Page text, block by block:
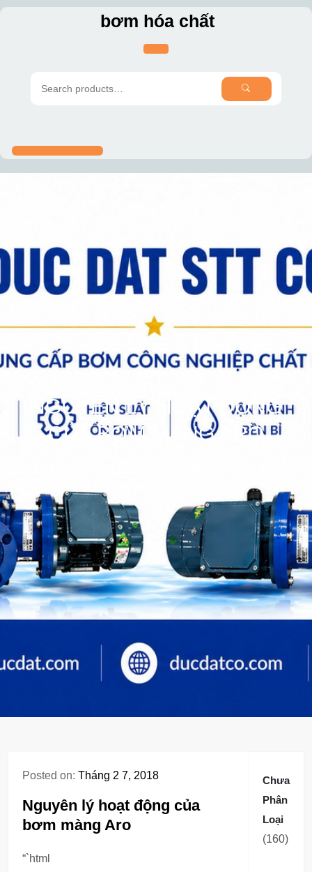
Skip
bơm hóa chất
SEARCH
NGUYÊN LÝ HOẠT ĐỘNG
CỦA BƠM MÀNG ARO
Posted on: Tháng 2 7, 2018
Nguyên lý hoạt động của
bơm màng Aro
“`html
Chưa
Phân
Loại
160160